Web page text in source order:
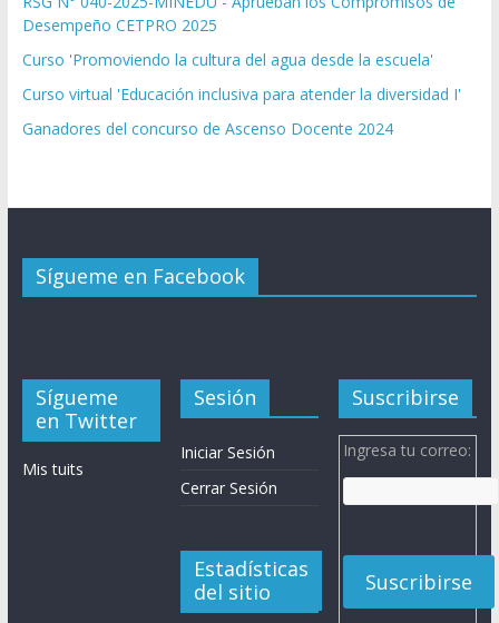
Desempeño CETPRO 2025
Curso 'Promoviendo la cultura del agua desde la escuela'
Curso virtual 'Educación inclusiva para atender la diversidad I'
Ganadores del concurso de Ascenso Docente 2024
Sígueme en Facebook
Sígueme
en Twitter
Mis tuits
Sesión
Iniciar Sesión
Cerrar Sesión
Estadísticas
del sitio
Suscribirse
Ingresa tu correo: